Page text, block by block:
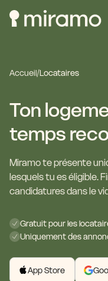
Accueil/Locataires
Ton
temps
Miramo te présente
lesquels tu es éligible.
candidatures dans le
Gratuit pour les
Uniquement des
App Store